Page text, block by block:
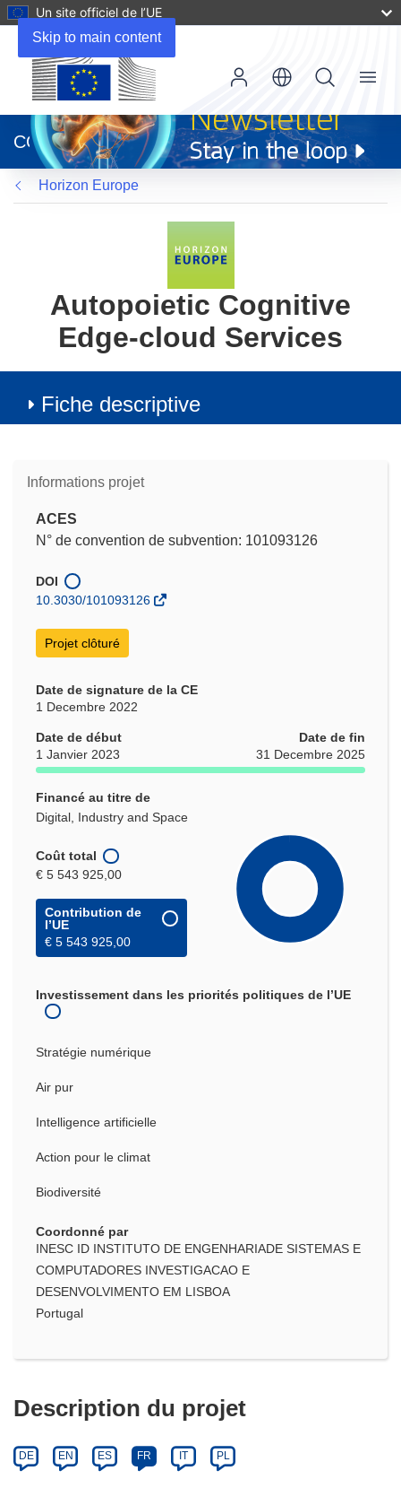
Skip to main content
Un site officiel de l’UE
dans
une
nouvelle
fenêtre)
CORDIS
Menu
Horizon Europe
Autopoietic Cognitive
Edge-cloud Services
Fiche descriptive
Informations projet
ACES
N° de convention de subvention: 101093126
DOI
10.3030/101093126
Projet clôturé
Date de signature de la CE
1 Decembre 2022
Date de début
1 Janvier 2023
Date de fin
31 Decembre 2025
Financé au titre de
Digital, Industry and Space
Coût total
€ 5 543 925,00
Contribution de
l’UE
€ 5 543 925,00
Investissement dans les priorités politiques de l’UE
Stratégie numérique
Air pur
Intelligence artificielle
Action pour le climat
Biodiversité
Coordonné par
INESC ID INSTITUTO DE ENGENHARIADE SISTEMAS E
COMPUTADORES INVESTIGACAO E
DESENVOLVIMENTO EM LISBOA
Portugal
Description du projet
DE EN ES FR IT PL